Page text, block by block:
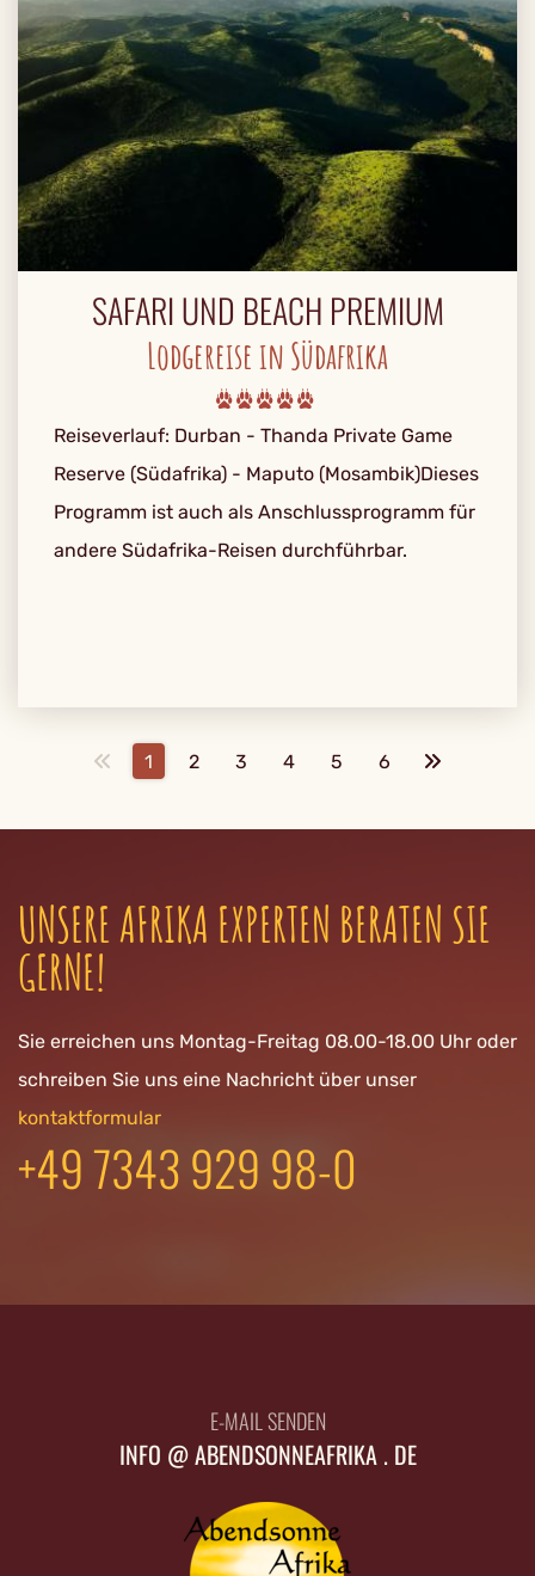
SAFARI UND BEACH PREMIUM
Lodgereise in Südafrika
Reiseverlauf: Durban - Thanda Private Game
Reserve (Südafrika) - Maputo (Mosambik)Dieses
Programm ist auch als Anschlussprogramm für
andere Südafrika-Reisen durchführbar.
1 2 3 4 5 6
UNSERE AFRIKA EXPERTEN BERATEN SIE
GERNE!
Sie erreichen uns Montag-Freitag 08.00-18.00 Uhr oder
schreiben Sie uns eine Nachricht über unser
kontaktformular
+49 7343 929 98-0
E-MAIL SENDEN
INFO @ ABENDSONNEAFRIKA . DE